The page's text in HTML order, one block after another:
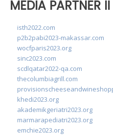
MEDIA PARTNER II
isth2022.com
p2b2pabi2023-makassar.com
wocfparis2023.org
sinc2023.com
scdlqatar2022-qa.com
thecolumbiagrill.com
khedi2023.org
akademikgeriatri2023.org
marmarapediatri2023.org
emchie2023.org